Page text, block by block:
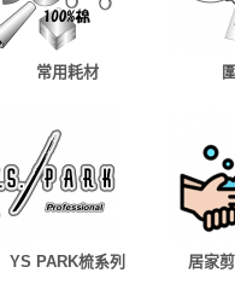
常用耗材
YS PARK梳系列 居家